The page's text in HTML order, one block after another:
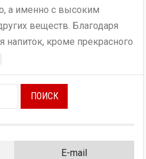
а именно с высоким
веществ. Благодаря
напиток, кроме прекрасного
E-mail